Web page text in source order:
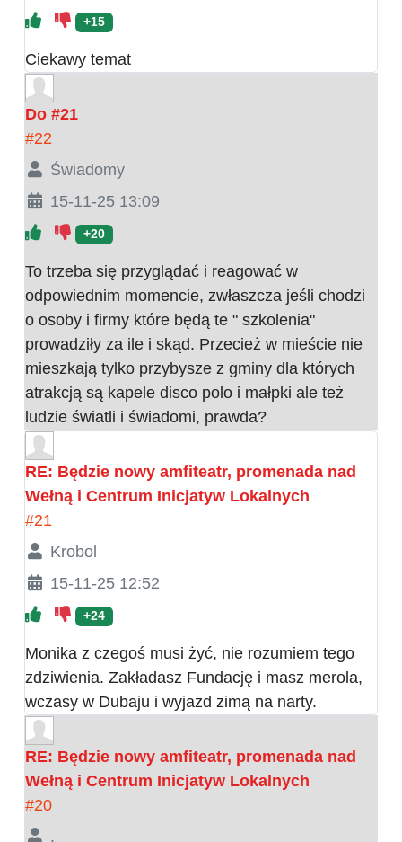
+15
Ciekawy temat
Do #21
#22
Świadomy
15-11-25 13:09
+20
To trzeba się przyglądać i reagować w
odpowiednim momencie, zwłaszcza jeśli chodzi
o osoby i firmy które będą te " szkolenia"
prowadziły za ile i skąd. Przecież w mieście nie
mieszkają tylko przybysze z gminy dla których
atrakcją są kapele disco polo i małpki ale też
ludzie światli i świadomi, prawda?
RE: Będzie nowy amfiteatr, promenada nad
Wełną i Centrum Inicjatyw Lokalnych
#21
Krobol
15-11-25 12:52
+24
Monika z czegoś musi żyć, nie rozumiem tego
zdziwienia. Zakładasz Fundację i masz merola,
wczasy w Dubaju i wyjazd zimą na narty.
RE: Będzie nowy amfiteatr, promenada nad
Wełną i Centrum Inicjatyw Lokalnych
#20
.